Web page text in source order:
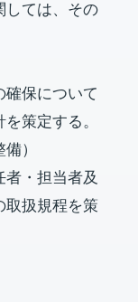
しては、その
確保について
策定する。
）
者・担当者及
取扱規程を策